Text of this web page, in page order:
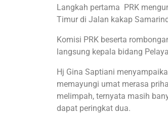
Langkah pertama PRK
Timur di Jalan kakap
Komisi PRK beserta
langsung kepala bidang
Hj Gina Saptiani
memayungi umat merasa
melimpah, ternyata masih
dapat peringkat dua.